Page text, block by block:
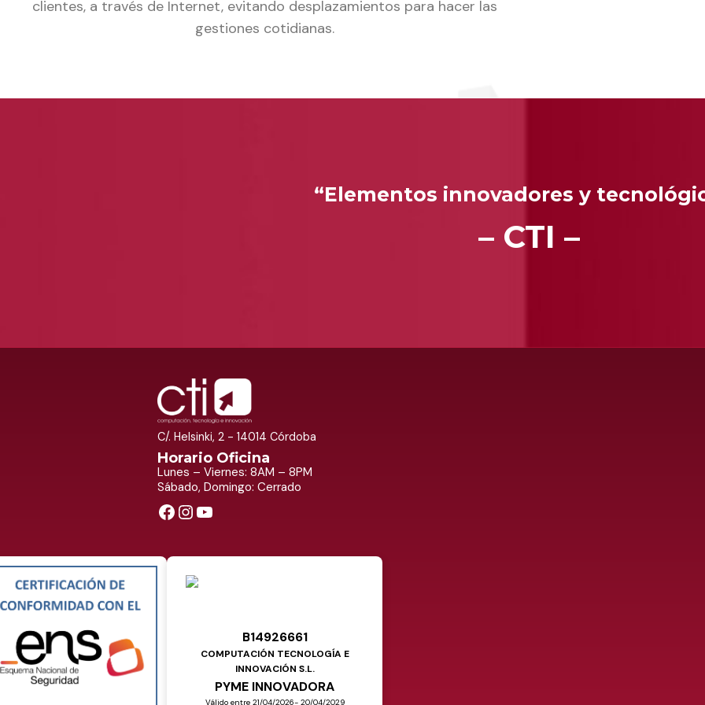
clientes, a través de Internet, evitando desplazamientos para hacer las
gestiones cotidianas.
“Elementos innovadores y
– CTI –
C/. Helsinki, 2 - 14014 Córdoba
Horario Oficina
Lunes – Viernes: 8AM – 8PM
Sábado, Domingo: Cerrado
Facebook
Instagram
YouTube
B14926661
COMPUTACIÓN TECNOLOGÍA E
INNOVACIÓN S.L.
PYME INNOVADORA
Válido entre 21/04/2026- 20/04/2029